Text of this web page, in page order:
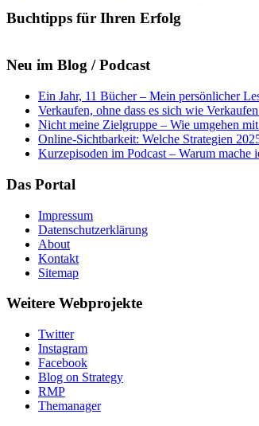
Buchtipps für Ihren Erfolg
Neu im Blog / Podcast
Ein Jahr, 11 Bücher – Mein persönlicher
Verkaufen, ohne dass es sich wie
Nicht meine Zielgruppe – Wie umgehen
Online-Sichtbarkeit: Welche Strategien
Kurzepisoden im Podcast – Warum mache
Das Portal
Impressum
Datenschutzerklärung
About
Kontakt
Sitemap
Weitere Webprojekte
Twitter
Instagram
Facebook
Blog on Strategy
RMP
Themanager